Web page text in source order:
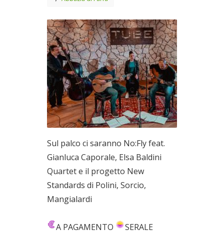
Sul palco ci saranno No:Fly feat.
Gianluca Caporale, Elsa Baldini
Quartet e il progetto New
Standards di Polini, Sorcio,
Mangialardi
A PAGAMENTO
SERALE